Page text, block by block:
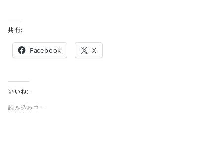
共有:
Facebook X
いいね:
読み込み中…